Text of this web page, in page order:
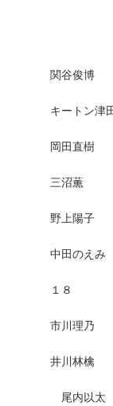
谷俊博
ートン津
田直樹
劇 三沼薫
ク 野上陽子
のえみ
１８
理乃
檎
以太